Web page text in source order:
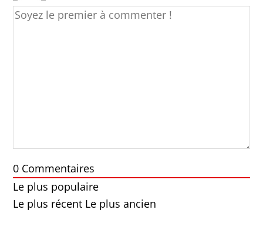
0 Commentaires
Le plus populaire
Le plus récent Le plus ancien